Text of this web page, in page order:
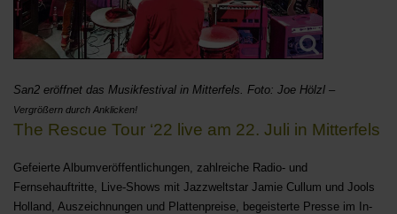
San2 eröffnet das Musikfestival in Mitterfels. Foto: Joe Hölzl –
Vergrößern durch Anklicken!
The Rescue Tour ‘22 live am 22. Juli in Mitterfels
Gefeierte Albumveröffentlichungen, zahlreiche Radio- und
Fernsehauftritte, Live-Shows mit Jazzweltstar Jamie Cullum und Jools
Holland, Auszeichnungen und Plattenpreise, begeisterte Presse im In-